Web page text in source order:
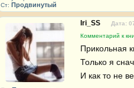
Ст: Продвинутый
Iri_SS
Дата:
Комментарий к
Прикольная
Только я
И как то не